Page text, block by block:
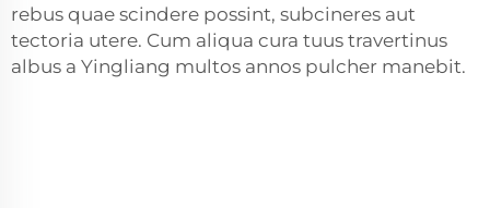
rebus quae scindere possint, subcineres aut
tectoria utere. Cum aliqua cura tuus travertinus
albus a Yingliang multos annos pulcher manebit.